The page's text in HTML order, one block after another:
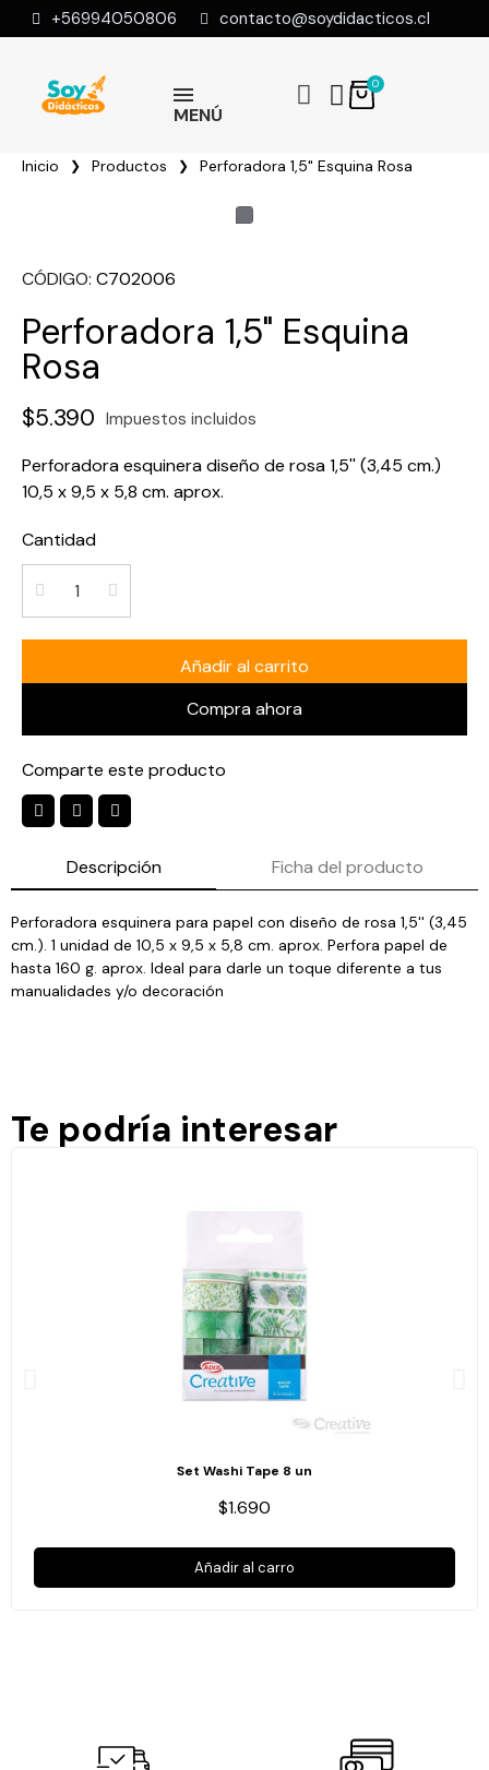
+56994050806 contacto@soydidacticos.cl
MENÚ
Inicio Productos Perforadora 1,5" Esquina Rosa
CÓDIGO C702006
Perforadora 1,5" Esquina
Rosa
$5.390 Impuestos incluidos
Perforadora esquinera diseño de rosa 1,5'' (3,45 cm.)
10,5 x 9,5 x 5,8 cm. aprox.
Cantidad
Añadir al carrito
Compra ahora
Comparte este producto
Descripción Ficha del producto
Perforadora esquinera para papel con diseño de rosa 1,5'' (3,45
cm.). 1 unidad de 10,5 x 9,5 x 5,8 cm. aprox. Perfora papel de
hasta 160 g. aprox. Ideal para darle un toque diferente a tus
manualidades y/o decoración
Te podría interesar
Set Washi Tape 8 un
$1.690
Añadir al carro